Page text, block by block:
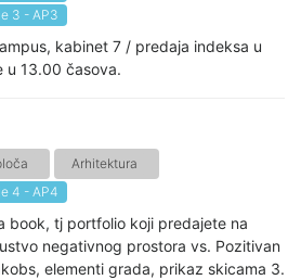
3 - AP3
kabinet 7 / predaja indeksa u
u 13.00 časova.
Arhitektura
4 - AP4
book, tj portfolio koji predajete na
negativnog prostora vs. Pozitivan
elementi grada, prikaz skicama 3.